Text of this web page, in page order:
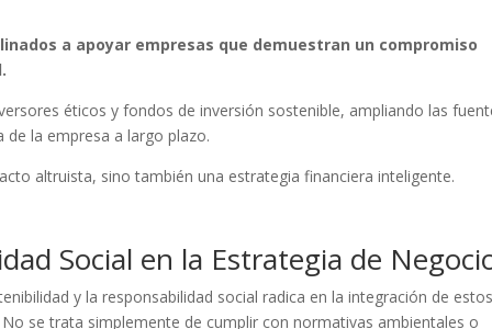
a apoyar empresas que demuestran un compromiso
éticos y fondos de inversión sostenible, ampliando las
la empresa a largo plazo.
altruista, sino también una estrategia financiera inteligente.
Social en la Estrategia de
y la responsabilidad social radica en la integración de
se trata simplemente de cumplir con normativas ambientales o